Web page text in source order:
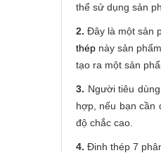
thể sử dụng sản
2. Đây là một sản
thép này sản
tạo ra một sản
3. Người tiêu
hợp, nếu bạn cần
độ chắc cao.
4. Đinh thép 7